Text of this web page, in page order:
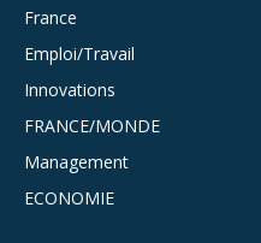
France
Emploi/Travail
Innovations
FRANCE/MONDE
Management
ECONOMIE